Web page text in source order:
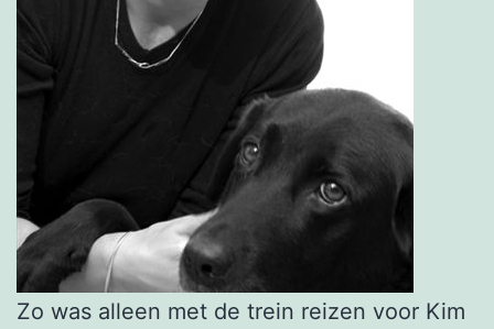
Zo was alleen met de trein reizen voor Kim